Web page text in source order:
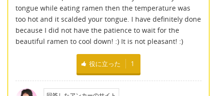
tongue while eating ramen then the temperature was
too hot and it scalded your tongue. I have definitely done
because I did not have the patience to wait for the
beautiful ramen to cool down! :) It is not pleasant! :)
役に立った 1